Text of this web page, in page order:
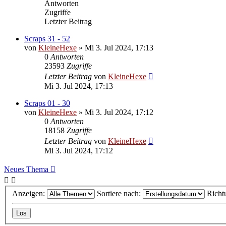
Antworten
Zugriffe
Letzter Beitrag
Scraps 31 - 52
von KleineHexe » Mi 3. Jul 2024, 17:13
0 Antworten
23593 Zugriffe
Letzter Beitrag von KleineHexe
Mi 3. Jul 2024, 17:13
Scraps 01 - 30
von KleineHexe » Mi 3. Jul 2024, 17:12
0 Antworten
18158 Zugriffe
Letzter Beitrag von KleineHexe
Mi 3. Jul 2024, 17:12
Neues Thema
Anzeigen: Sortiere nach: